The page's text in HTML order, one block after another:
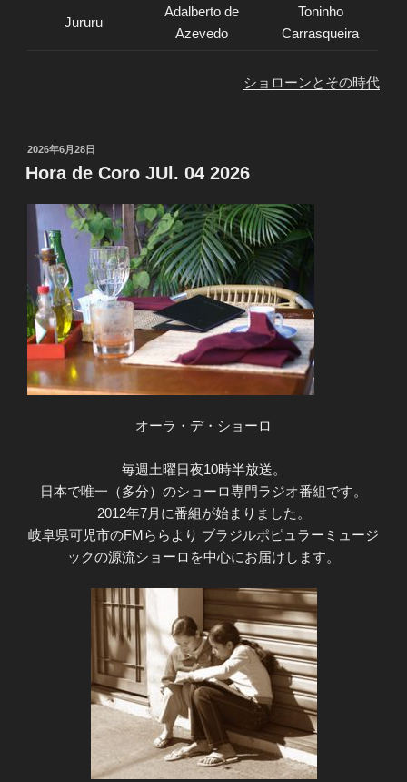
Jururu
Adalberto de
Azevedo
Toninho
Carrasqueira
ショローンとその時代
投
稿
日:
2026年6月28日
Hora de Coro JUl. 04 2026
オーラ・デ・ショーロ
毎週土曜日夜10時半放送。
日本で唯一（多分）のショーロ専門ラジオ番組です。
2012年7月に番組が始まりました。
岐阜県可児市のFMららより ブラジルポピュラーミュージ
ックの源流ショーロを中心にお届けします。